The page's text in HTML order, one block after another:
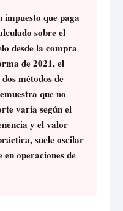
que paga
sobre el
desde la compra
de 2021, el
métodos de
que no
varía según el
y el valor
suele oscilar
operaciones de